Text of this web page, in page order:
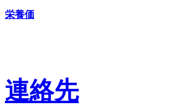
栄養価
連絡先